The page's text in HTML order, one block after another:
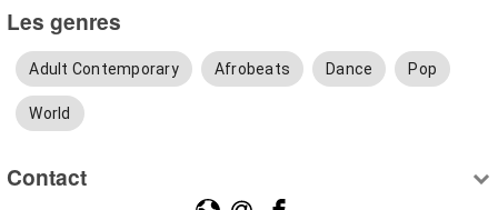
Les genres
Adult Contemporary Afrobeats Dance Pop
World
Contact